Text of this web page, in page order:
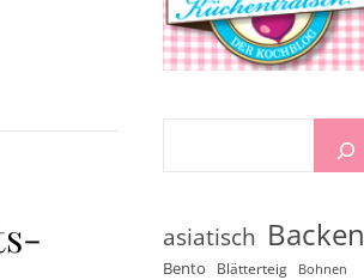
asiatisch Backen
Bento Blätterteig Bohnen